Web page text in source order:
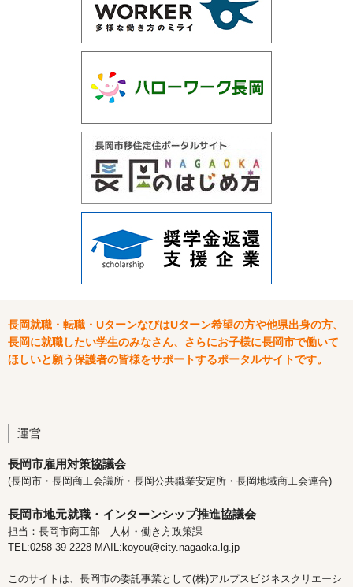
長岡就職・転職・UターンなびはUターン希望の方や他県出身の方、
長岡に就職したい学生のみなさん、さらにお子様に長岡市で働いて
ほしいと願う保護者の皆様をサポートするポータルサイトです。
運営
長岡市雇用対策協議会
(長岡市・長岡商工会議所・長岡公共職業安定所・長岡地域商工会連合)
長岡市地元就職・インターンシップ推進協議会
担当：長岡市商工部 人材・働き方政策課
TEL:0258-39-2228 MAIL:koyou@city.nagaoka.lg.jp
このサイトは、長岡市の委託事業として(株)アルプスビジネスクリエーシ